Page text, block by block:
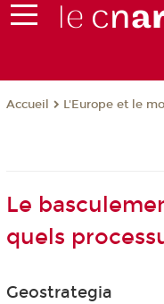
Accueil L'Europe et le
Le
quels
Geostrategia